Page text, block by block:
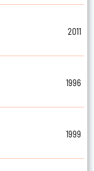
2011
1996
1999